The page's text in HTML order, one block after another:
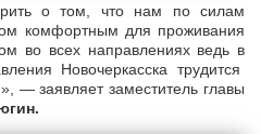
о том, что нам по силам
комфортным для проживания
во всех направлениях ведь в
Новочеркасска трудится
— заявляет заместитель главы